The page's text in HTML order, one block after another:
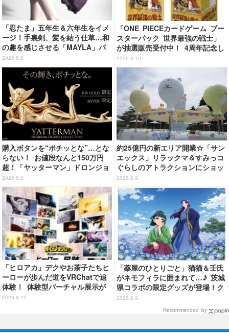
「忍たま」五年生＆六年生をイメ
ージ！手裏剣、髪を結う仕草…和
の趣を感じさせる「MAYLA」パ
ンプス
2026.8.8
「ONE PIECEカードゲーム ブー
スターパック 世界最強の戦士」
が抽選販売受付中！ 4周年記念し
たボックスを手に入れよう
2026.8.10
購入ボタンを“ポチッとな”…とな
らない！ お値段なんと150万円
超！「ヤッターマン」ドロンジョ
様が黄金の輝きをまといミニフィ
ギュア化 ヤッターワン&おだてブ
タも
2026.8.6
約25億円の新エリア開業☆「サン
エックス」リラックマ＆すみっコ
ぐらしのアトラクションにショッ
プ、レストランも！「富士急ハイ
ランド」内【レポート】
2026.8.9
「ヒロアカ」デクやお茶子たちヒ
ーローが歩んだ道をVRChatで追
体験！ 体験型バーチャル展示が
開催！ 描き下ろしグッズも登場
2026.8.10
「薬屋のひとりごと」猫猫＆壬氏
がネモフィラに囲まれて…♪ 茨城
県コラボの限定グッズが登場！ク
リアファイルやポストカードなど
2026.8.9
Recommended by